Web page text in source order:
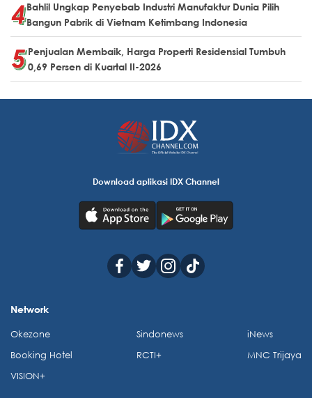
Bahlil Ungkap Penyebab Industri Manufaktur Dunia Pilih
Bangun Pabrik di Vietnam Ketimbang Indonesia
Penjualan Membaik, Harga Properti Residensial Tumbuh
0,69 Persen di Kuartal II-2026
Download aplikasi IDX Channel
Network
Okezone
Booking Hotel
VISION+
Sindonews
RCTI+
iNews
MNC Trijaya